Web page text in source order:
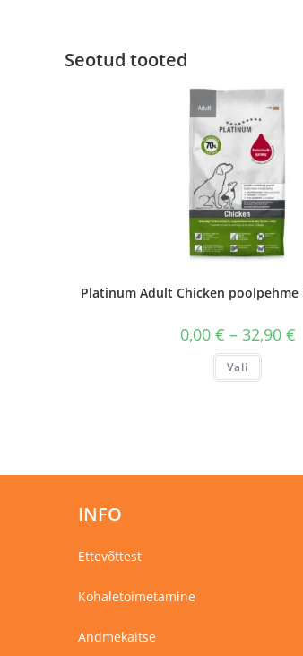
Seotud tooted
Platinum Adult Chicken
0,00 € – 32,90 €
Vali
Sellel
INFO
Ettevõttest
Kohaletoimetamine
Andmekaitse